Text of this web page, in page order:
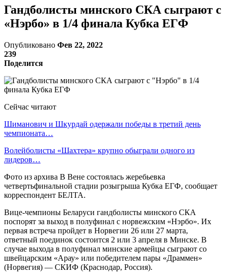
Гандболисты минского СКА сыграют с
«Нэрбо» в 1/4 финала Кубка ЕГФ
Опубликовано Фев 22, 2022
239
Поделится
Сейчас читают
Шиманович и Шкурдай одержали победы в третий день
чемпионата…
Волейболисты «Шахтера» крупно обыграли одного из
лидеров…
Фото из архива В Вене состоялась жеребьевка
четвертьфинальной стадии розыгрыша Кубка ЕГФ, сообщает
корреспондент БЕЛТА.
Вице-чемпионы Беларуси гандболисты минского СКА
поспорят за выход в полуфинал с норвежским «Нэрбо». Их
первая встреча пройдет в Норвегии 26 или 27 марта,
ответный поединок состоится 2 или 3 апреля в Минске. В
случае выхода в полуфинал минские армейцы сыграют со
швейцарским «Арау» или победителем пары «Драммен»
(Норвегия) — СКИФ (Краснодар, Россия).